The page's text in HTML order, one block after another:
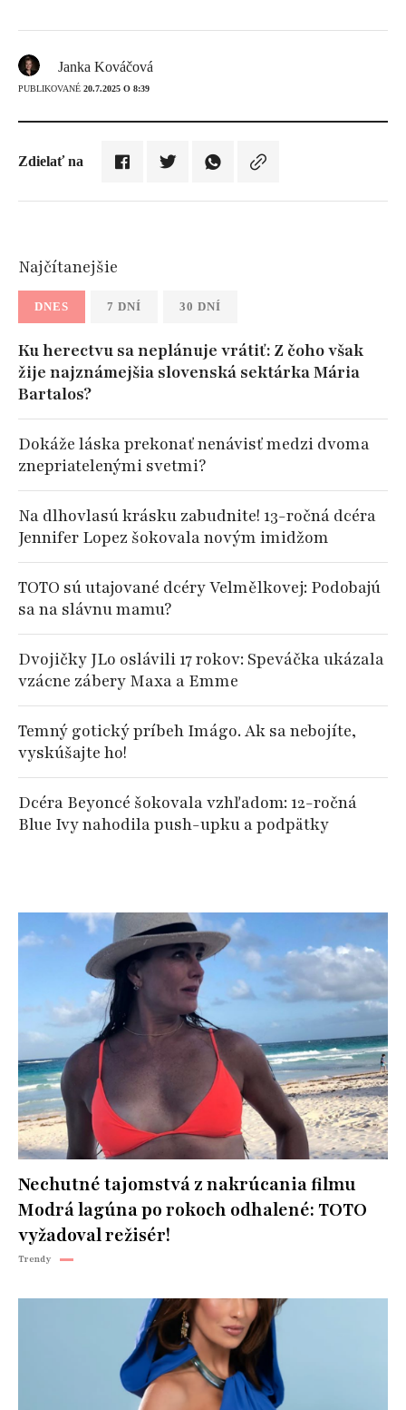
Janka Kováčová
PUBLIKOVANÉ 20.7.2025 O 8:39
Zdielať na
Najčítanejšie
DNES 7 DNÍ 30 DNÍ
Ku herectvu sa neplánuje vrátiť: Z čoho však
žije najznámejšia slovenská sektárka Mária
Bartalos?
Dokáže láska prekonať nenávisť medzi dvoma
znepriatelenými svetmi?
Na dlhovlasú krásku zabudnite! 13-ročná dcéra
Jennifer Lopez šokovala novým imidžom
TOTO sú utajované dcéry Velmělkovej: Podobajú
sa na slávnu mamu?
Dvojičky JLo oslávili 17 rokov: Speváčka ukázala
vzácne zábery Maxa a Emme
Temný gotický príbeh Imágo. Ak sa nebojíte,
vyskúšajte ho!
Dcéra Beyoncé šokovala vzhľadom: 12-ročná
Blue Ivy nahodila push-upku a podpätky
Nechutné tajomstvá z nakrúcania filmu
Modrá lagúna po rokoch odhalené: TOTO
vyžadoval režisér!
Trendy